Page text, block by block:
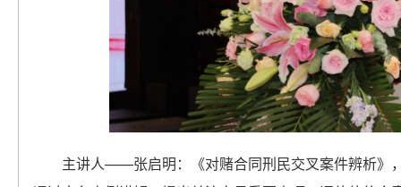
主讲人——张启明：《对赌合同刑民交叉案件辨析》